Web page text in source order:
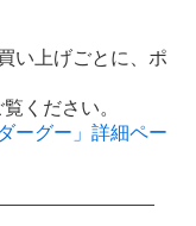
い上げごとに、ポ
ください。
ーグー」詳細ペー